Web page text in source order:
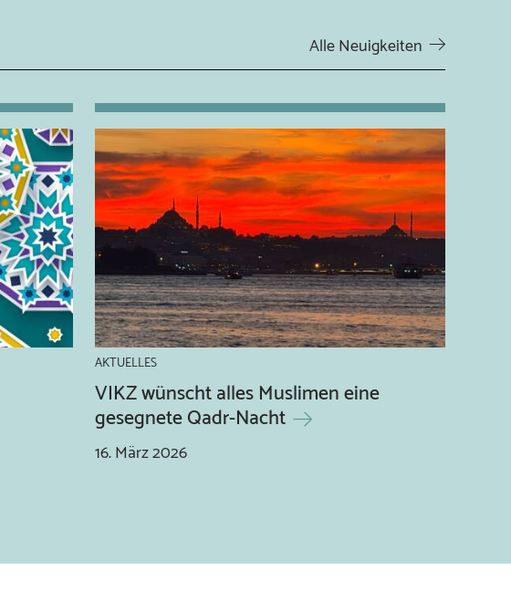
Alle Neuigkeiten
AKTUELLES
VIKZ wünscht alles Muslimen eine
gesegnete Qadr-Nacht
16.März2026